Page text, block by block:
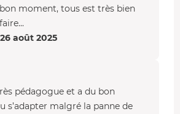
moment, tous est très bien
août 2025
pédagogue et a du bon
s’adapter malgré la panne de